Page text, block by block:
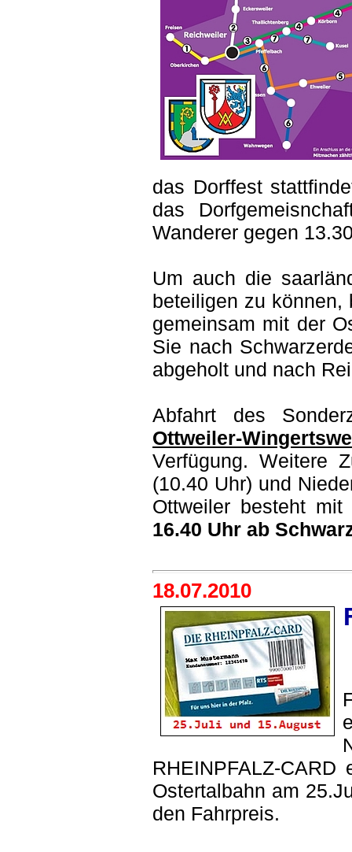
das Dorffest
das
Wanderer gegen
Um auch die
beteiligen zu können,
gemeinsam mit der
Sie nach
abgeholt und nach
Abfahrt des
Ottweiler-
Verfügung. Weitere
(10.40 Uhr) und
Ottweiler besteht
16.40 Uhr ab
18.07.2010
RHEINPFALZ-
Ostertalbahn am
den Fahrpreis.